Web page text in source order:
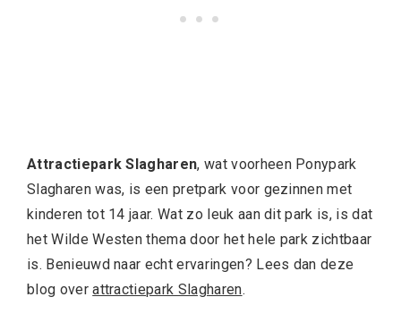
Attractiepark Slagharen, wat voorheen Ponypark
Slagharen was, is een pretpark voor gezinnen met
kinderen tot 14 jaar. Wat zo leuk aan dit park is, is dat
het Wilde Westen thema door het hele park zichtbaar
is. Benieuwd naar echt ervaringen? Lees dan deze
blog overattractiepark Slagharen.